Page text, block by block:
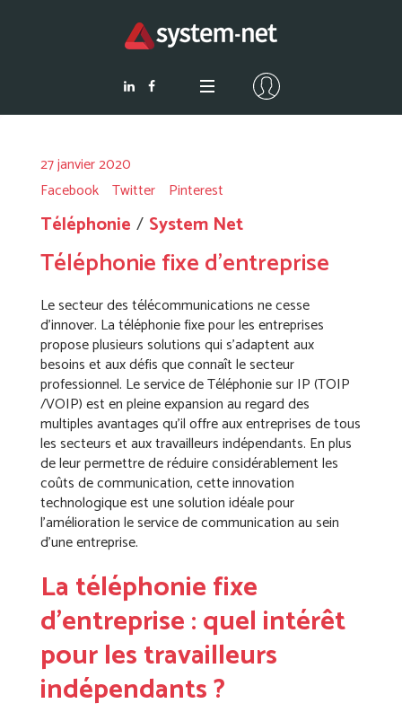
27 janvier 2020
Facebook Twitter Pinterest
Téléphonie System Net
Téléphonie fixe d’entreprise
Le secteur des télécommunications ne cesse
d’innover. La téléphonie fixe pour les entreprises
propose plusieurs solutions qui s’adaptent aux
besoins et aux défis que connaît le secteur
professionnel. Le service de Téléphonie sur IP (TOIP
/VOIP) est en pleine expansion au regard des
multiples avantages qu’il offre aux entreprises de tous
les secteurs et aux travailleurs indépendants. En plus
de leur permettre de réduire considérablement les
coûts de communication, cette innovation
technologique est une solution idéale pour
l’amélioration le service de communication au sein
d’une entreprise.
La téléphonie fixe
d’entreprise : quel intérêt
pour les travailleurs
indépendants ?